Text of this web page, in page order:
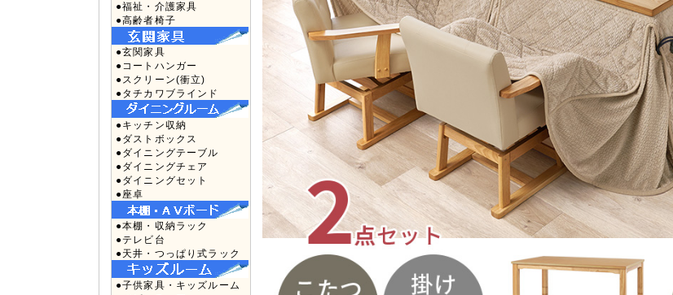
●福祉・介護家具
●高齢者椅子
●玄関家具
●コートハンガー
●スクリーン(衝立)
●タチカワブラインド
●キッチン収納
●ダストボックス
●ダイニングテーブル
●ダイニングチェア
●ダイニングセット
●座卓
●本棚・収納ラック
●テレビ台
●天井・つっぱり式ラック
●子供家具・キッズルーム